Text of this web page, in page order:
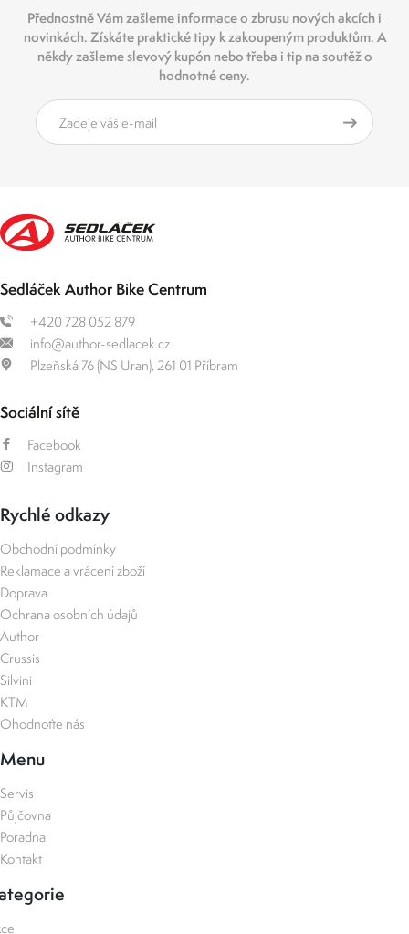
Přednostně Vám zašleme informace o zbrusu nových akcích i
novinkách. Získáte praktické tipy k zakoupeným produktům. A
někdy zašleme slevový kupón nebo třeba i tip na soutěž o
hodnotné ceny.
Sedláček Author Bike Centrum
+420 728 052 879
info@author-sedlacek.cz
Plzeňská 76 (NS Uran), 261 01 Příbram
Sociální sítě
Facebook
Instagram
Rychlé odkazy
Obchodní podmínky
Reklamace a vrácení zboží
Doprava
Ochrana osobních údajů
Author
Crussis
Silvini
KTM
Ohodnoťte nás
Menu
Servis
Půjčovna
Poradna
Kontakt